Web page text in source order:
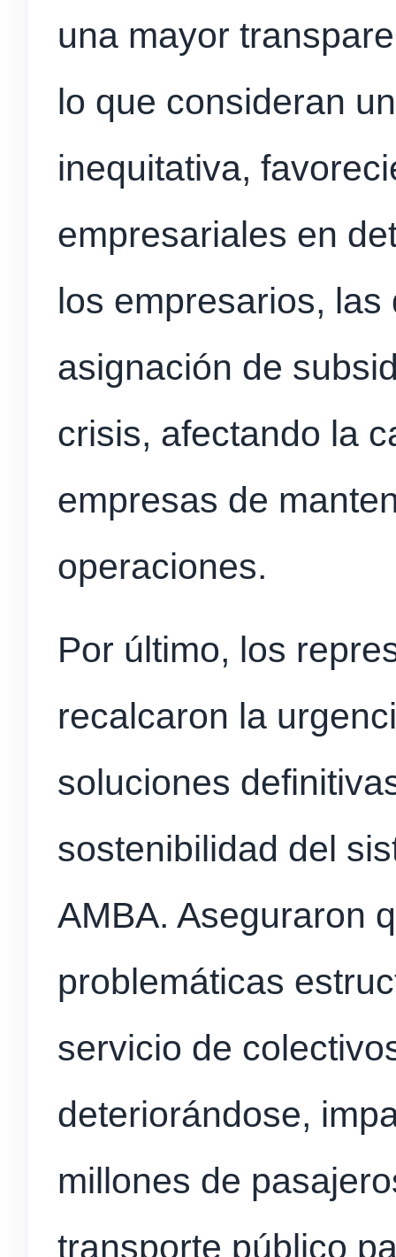
una mayor
lo que consideran
inequitativa,
empresariales en
los empresarios,
asignación de
crisis, afectando la
empresas de
operaciones.
Por último, los
recalcaron la
soluciones
sostenibilidad del
AMBA. Aseguraron
problemáticas
servicio de
deteriorándose,
millones de
transporte público